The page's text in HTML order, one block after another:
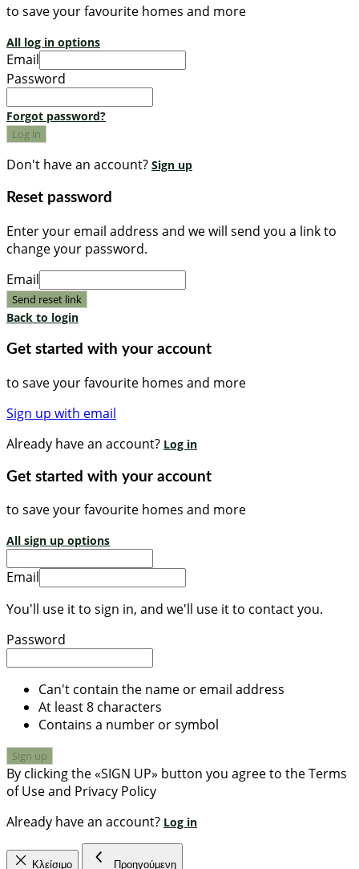
to save your favourite homes and more
All log in options
Email
Password
Forgot password?
Log in
Don't have an account? Sign up
Reset password
Enter your email address and we will send you a link to
change your password.
Email
Send reset link
Back to login
Get started with your account
to save your favourite homes and more
Sign up with email
Already have an account? Log in
Get started with your account
to save your favourite homes and more
All sign up options
Email
You'll use it to sign in, and we'll use it to contact you.
Password
Can't contain the name or email address
At least 8 characters
Contains a number or symbol
Sign up
By clicking the «SIGN UP» button you agree to the Terms
of Use and Privacy Policy
Already have an account? Log in
Κλείσιμο Προηγούμενη